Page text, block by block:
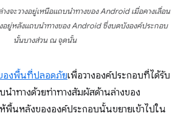
งจะวางอยู่เหนือแถบนําทางของ Android เมื่อคางเลื่อน
อยู่หลังแถบนําทางของ Android ซึ่งบดบังองค์ประกอบ
นั้นบางส่วน ณ จุดนั้น
องพื้นที่ปลอดภัยเพื่อวางองค์ประกอบที่ได้รับ
ำทางด้วยท่าทางสัมผัสด้านล่างของ
พื้นหลังขององค์ประกอบนั้นขยายเข้าไปใน